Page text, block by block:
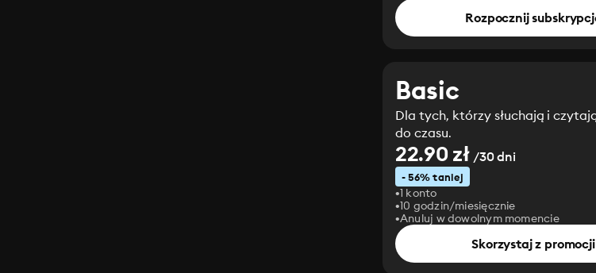
Rozpocznij
Basic
Dla tych, którzy słuchają i
do czasu.
22.90 zł/30 dni
- 56% taniej
1 konto
10 godzin/miesięcznie
Anuluj w dowolnym momencie
Skorzystaj z promocji